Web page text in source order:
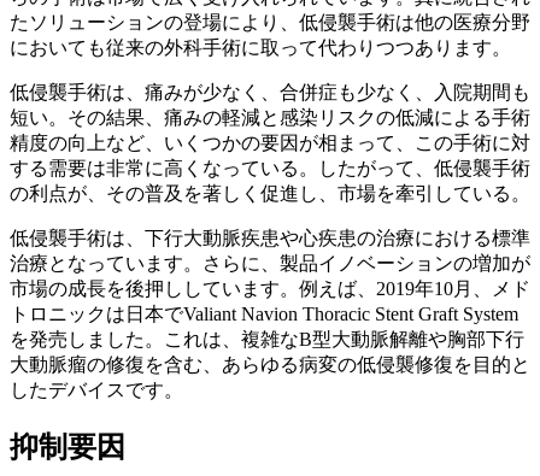
たソリューションの登場により、低侵襲手術は他の医療分野
においても従来の外科手術に取って代わりつつあります。
低侵襲手術は、痛みが少なく、合併症も少なく、入院期間も
短い。その結果、痛みの軽減と感染リスクの低減による手術
精度の向上など、いくつかの要因が相まって、この手術に対
する需要は非常に高くなっている。したがって、低侵襲手術
の利点が、その普及を著しく促進し、市場を牽引している。
低侵襲手術は、下行大動脈疾患や心疾患の治療における標準
治療となっています。さらに、製品イノベーションの増加が
市場の成長を後押ししています。例えば、2019年10月、メド
トロニックは日本でValiant Navion Thoracic Stent Graft System
を発売しました。これは、複雑なB型大動脈解離や胸部下行
大動脈瘤の修復を含む、あらゆる病変の低侵襲修復を目的と
したデバイスです。
抑制要因